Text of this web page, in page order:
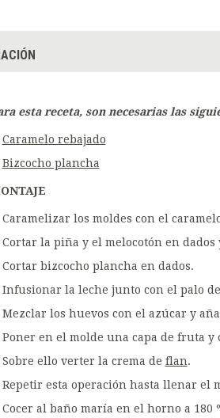
esta receta, son necesarias las
Caramelo rebajado
Bizcocho plancha
Caramelizar los moldes con el
Cortar la piña y el melocotón en
Cortar bizcocho plancha en dados.
Infusionar la leche junto con el palo
Mezclar los huevos con el azúcar y
Poner en el molde una capa de fruta y
Sobre ello verter la crema de flan.
Repetir esta operación hasta llenar el
Cocer al baño maría en el horno a 180